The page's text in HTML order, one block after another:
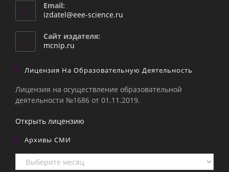
Email:
izdatel@eee-science.ru
Сайт издателя:
mcnip.ru
Лицензия На Образовательную Деятельность
Лицензия на осуществление образовательной
деятельности №1686 от 01.11.2019.
Открыть лицензию
Архивы СМИ
Архивы
СМИ